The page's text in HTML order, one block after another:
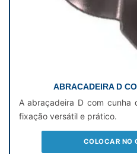
ABRACADEIRA D
A abraçadeira D com
fixação versátil e prático.
COLOCAR NO